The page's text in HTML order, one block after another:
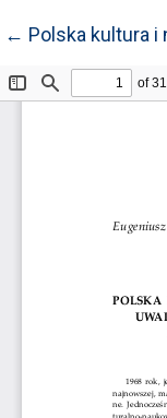
← Wróć do
Polska kultura